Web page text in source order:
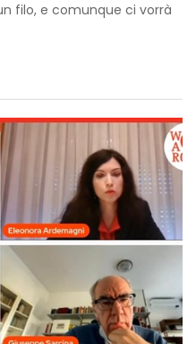
filo, e comunque ci vorrà